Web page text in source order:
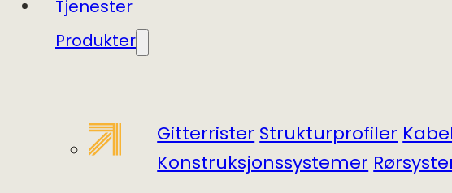
Tjenester
Produkter
GitterristerStruktur­profiler
Konstruksjonssystemer